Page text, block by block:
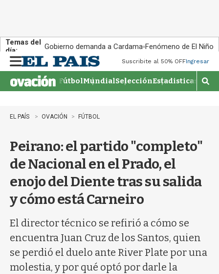
Temas del
día:
Gobierno demanda a Cardama Fenómeno de El Niño
n
u
Suscribite al 50% OFFIngresar
FútbolMundialSelecciónEstadisticas
M
o
EL PAÍS OVACIÓN FÚTBOL
Peirano: el partido "completo"
de Nacional en el Prado, el
enojo del Diente tras su salida
y cómo está Carneiro
El director técnico se refirió a cómo se
encuentra Juan Cruz de los Santos, quien
se perdió el duelo ante River Plate por una
molestia, y por qué optó por darle la